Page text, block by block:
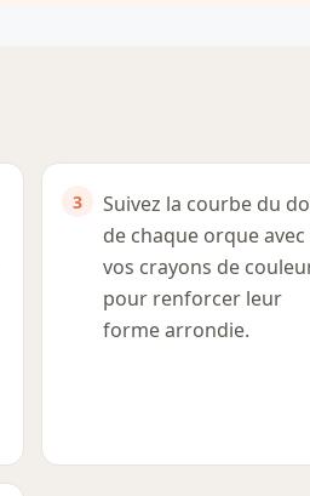
Suivez la courbe du
de chaque orque avec
vos crayons de
pour renforcer leur
forme arrondie.